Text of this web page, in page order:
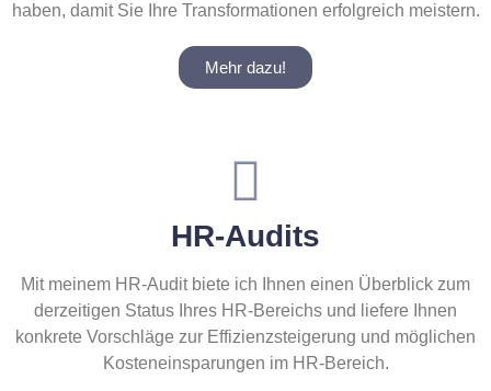
haben, damit Sie Ihre Transformationen erfolgreich meistern.
Mehr dazu!
HR-Audits
Mit meinem HR-Audit biete ich Ihnen einen Überblick zum
derzeitigen Status Ihres HR-Bereichs und liefere Ihnen
konkrete Vorschläge zur Effizienzsteigerung und möglichen
Kosteneinsparungen im HR-Bereich.